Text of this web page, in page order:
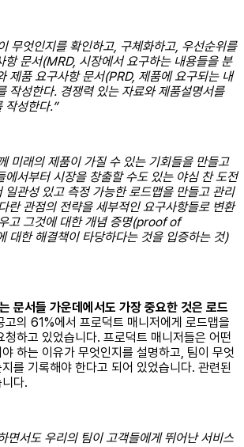
무엇인지를 확인하고, 구체화하고, 우선순위를
항 문서(MRD, 시장에서 요구하는 내용들을 분
제품 요구사항 문서(PRD, 제품에 요구되는 내
작성한다. 경쟁력 있는 자료와 제품설명서를
작성한다.”
미래의 제품이 가질 수 있는 기회들을 만들고
에서부터 시장을 창출할 수도 있는 야심 찬 도전
일관성 있고 측정 가능한 로드맵을 만들고 관리
란 관점의 전략을 세부적인 요구사항들로 변환
고 그것에 대한 개념 증명(proof of
대한 해결책이 타당하다는 것을 입증하는 것)
문서들 가운데에서도 가장 중요한 것은 로드
고의 61%에서 프로덕트 매니저에게 로드맵을
청하고 있었습니다. 프로덕트 매니저들은 어떤
하는 이유가 무엇인지를 설명하고, 팀이 무엇
를 기록해야 한다고 되어 있었습니다. 관련된
다.
면서도 우리의 팀이 고객들에게 뛰어난 서비스